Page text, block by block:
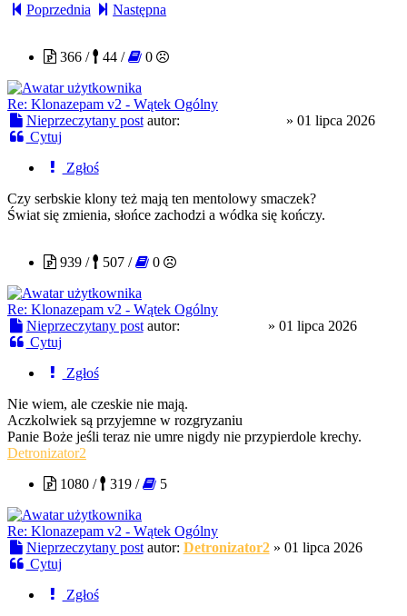
Poprzednia
Następna
366 /
44 / 0
Re: Klonazepam v2 - Wątek Ogólny
Nieprzeczytany post autor: » 01 lipca 2026
Cytuj
Zgłoś
Czy serbskie klony też mają ten mentolowy smaczek?
Świat się zmienia, słońce zachodzi a wódka się kończy.
939 /
507 / 0
Re: Klonazepam v2 - Wątek Ogólny
Nieprzeczytany post autor: » 01 lipca 2026
Cytuj
Zgłoś
Nie wiem, ale czeskie nie mają.
Aczkolwiek są przyjemne w rozgryzaniu
Panie Boże jeśli teraz nie umre nigdy nie przypierdole krechy.
Detronizator2
1080 /
319 / 5
Re: Klonazepam v2 - Wątek Ogólny
Nieprzeczytany post autor: Detronizator2» 01 lipca 2026
Cytuj
Zgłoś